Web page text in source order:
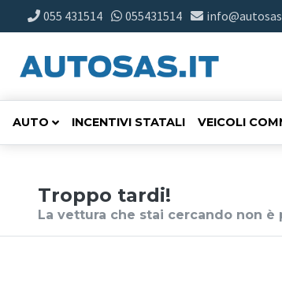
055 431514 055431514
AUTO INCENTIVI STATALI VEICOLI
Troppo tardi!
La vettura che stai cercando non è